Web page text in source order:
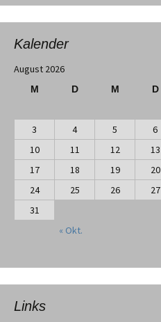
Kalender
August 2026
M D M D
3
4 5 6
10
11 12 13
17
18 19 20
24
25 26 27
31
« Okt.
Links